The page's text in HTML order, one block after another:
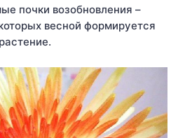
почки возобновления –
весной формируется